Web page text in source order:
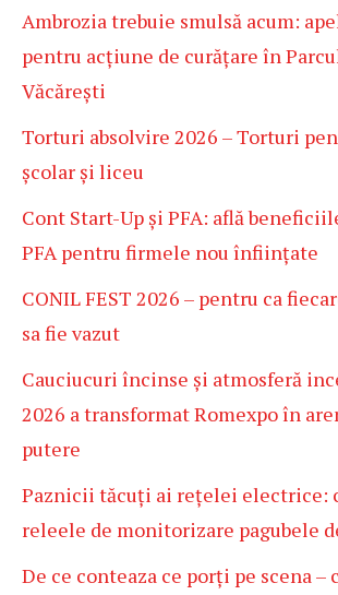
Ambrozia trebuie smulsă acum:
pentru acțiune de curățare în
Văcărești
Torturi absolvire 2026 – Torturi
școlar și liceu
Cont Start-Up și PFA: află
PFA pentru firmele nou înființate
CONIL FEST 2026 – pentru ca
sa fie vazut
Cauciucuri încinse și atmosferă
2026 a transformat Romexpo în
putere
Paznicii tăcuți ai rețelei electrice:
releele de monitorizare pagubele
De ce conteaza ce porți pe scena –